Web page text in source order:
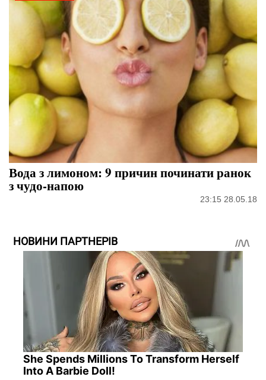
Вода з лимоном: 9 причин починати ранок
з чудо-напою
23:15 28.05.18
НОВИНИ ПАРТНЕРІВ
She Spends Millions To Transform Herself
Into A Barbie Doll!